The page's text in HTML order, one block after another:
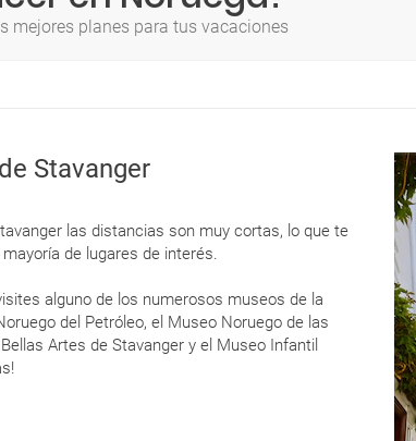
mejores planes para tus vacaciones
Stavanger
las distancias son muy cortas, lo que te
de lugares de interés.
alguno de los numerosos museos de la
del Petróleo, el Museo Noruego de las
Artes de Stavanger y el Museo Infantil